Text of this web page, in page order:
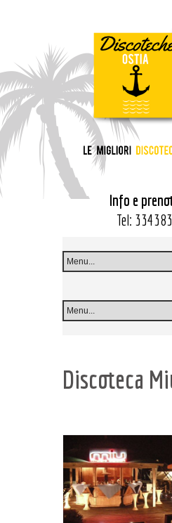
Info e
Tel:
Discoteca